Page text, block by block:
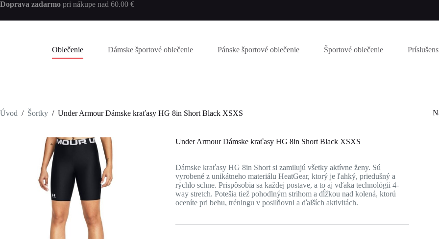
Skip
content
Doprava zadarmo pri nákupe nad 60.00 €
Oblečenie Dámske športové oblečenie Pánske športové oblečenie Športové oblečenie
Úvod / Šortky / Under Armour Dámske kraťasy HG 8in Short Black XSXS
Under Armour Dámske kraťasy HG 8in Short Black XSXS
Dámske kraťasy HG 8in Short si zamilujú všetky aktívne ženy. Sú
vyrobené z unikátneho materiálu HeatGear, ktorý je ľahký, priedušný a
rýchlo schne. Prispôsobia sa každej postave, a to aj vďaka technológii 4-
way stretch. Potešia tiež pohodlným strihom a dĺžkou nad kolená, ktorú
oceníte pri behu, tréningu v posilňovni a ďalších aktivitách.